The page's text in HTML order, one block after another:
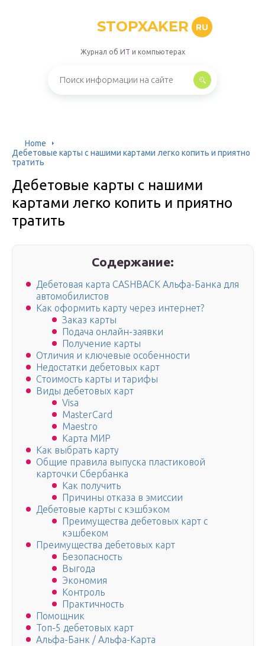
STOPXAKER RU
Журнал об ИТ и компьютерах
Home
Дебетовые карты с нашими картами легко копить и приятно
тратить
Дебетовые карты с нашими
картами легко копить и приятно
тратить
Содержание:
Дебетовая карта CASHBACK Альфа-Банка для
автомобилистов
Как оформить карту через интернет?
Заказ карты
Подача онлайн-заявки
Получение карты
Отличия и ключевые особенности
Недостатки дебетовых карт
Стоимость карты и тарифы
Виды дебетовых карт
Visa
MasterCard
Maestro
Карта МИР
Как выбрать карту
Общие правила выпуска пластиковой
карточки Сбербанка
Как получить
Причины отказа в эмиссии
Дебетовые карты с кэшбэком
Преимущества дебетовых карт с
кэшбеком
Преимущества дебетовых карт
Безопасность
Выгода
Экономия
Контроль
Практичность
Помощник
Топ-5 дебетовых карт
Альфа-Банк / Альфа-Карта